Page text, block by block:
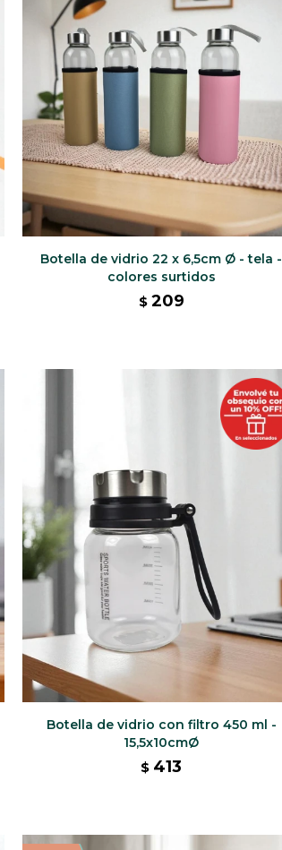
Botella de vidrio 22 x 6,5cm Ø - tela -
colores surtidos
$ 209
Botella de vidrio con filtro 450 ml -
15,5x10cmØ
$ 413